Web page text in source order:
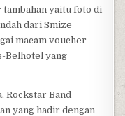
yaitu foto di
dari Smize
macam voucher
Belhotel yang
Rockstar Band
yang hadir dengan